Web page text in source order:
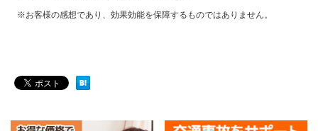
※お客様の感想であり、効果効能を保障するものではありません。